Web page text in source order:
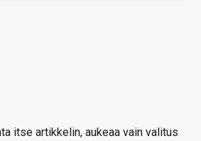
itse artikkelin, aukeaa vain valitus